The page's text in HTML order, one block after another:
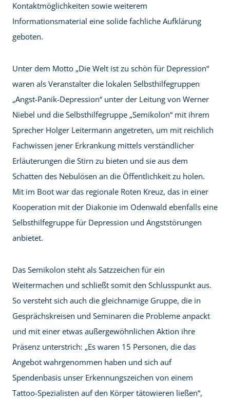
Kontaktmöglichkeiten sowie weiterem
Informationsmaterial eine solide fachliche Aufklärung
geboten.
Unter dem Motto „Die Welt ist zu schön für Depression“
waren als Veranstalter die lokalen Selbsthilfegruppen
„Angst-Panik-Depression“ unter der Leitung von Werner
Niebel und die Selbsthilfegruppe „Semikolon“ mit ihrem
Sprecher Holger Leitermann angetreten, um mit reichlich
Fachwissen jener Erkrankung mittels verständlicher
Erläuterungen die Stirn zu bieten und sie aus dem
Schatten des Nebulösen an die Öffentlichkeit zu holen.
Mit im Boot war das regionale Roten Kreuz, das in einer
Kooperation mit der Diakonie im Odenwald ebenfalls eine
Selbsthilfegruppe für Depression und Angststörungen
anbietet.
Das Semikolon steht als Satzzeichen für ein
Weitermachen und schließt somit den Schlusspunkt aus.
So versteht sich auch die gleichnamige Gruppe, die in
Gesprächskreisen und Seminaren die Probleme anpackt
und mit einer etwas außergewöhnlichen Aktion ihre
Präsenz unterstrich: „Es waren 15 Personen, die das
Angebot wahrgenommen haben und sich auf
Spendenbasis unser Erkennungszeichen von einem
Tattoo-Spezialisten auf den Körper tätowieren ließen“,